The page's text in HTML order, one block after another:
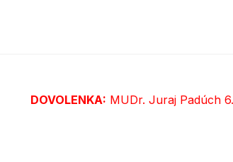
DOVOLENKA: MUDr. Juraj Padúch